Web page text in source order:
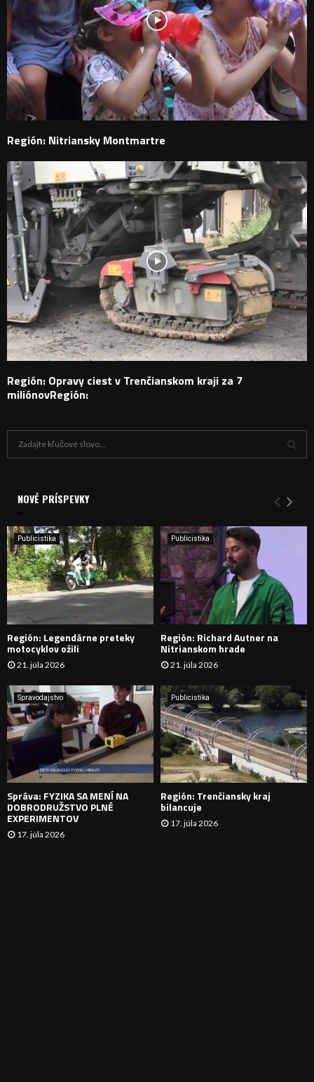
Región: Nitriansky Montmartre
Región: Opravy ciest v Trenčianskom kraji za 7
miliónovRegión:
i
e
:
Y
H
D
A
N
I
E
NOVÉ PRÍSPEVKY
Publicistika
Región: Legendárne preteky
motocyklov ožili
21. júla 2026
Publicistika
Región: Richard Autner na
Nitrianskom hrade
21. júla 2026
Spravodajstvo
Správa: FYZIKA SA MENÍ NA
DOBRODRUŽSTVO PLNÉ
EXPERIMENTOV
17. júla 2026
Publicistika
Región: Trenčiansky kraj
bilancuje
17. júla 2026